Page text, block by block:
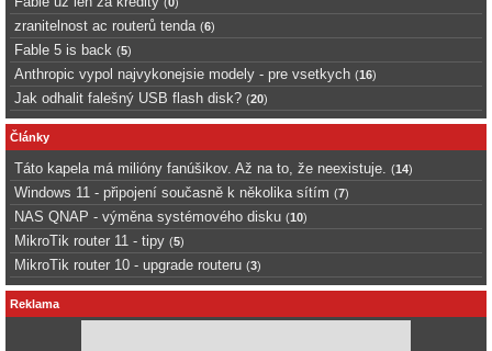
zranitelnost ac routerů tenda (6)
Fable 5 is back (5)
Anthropic vypol najvykonejsie modely - pre vsetkych (16)
Jak odhalit falešný USB flash disk? (20)
Články
Táto kapela má milióny fanúšikov. Až na to, že neexistuje. (14)
Windows 11 - připojení současně k několika sítím (7)
NAS QNAP - výměna systémového disku (10)
MikroTik router 11 - tipy (5)
MikroTik router 10 - upgrade routeru (3)
Reklama